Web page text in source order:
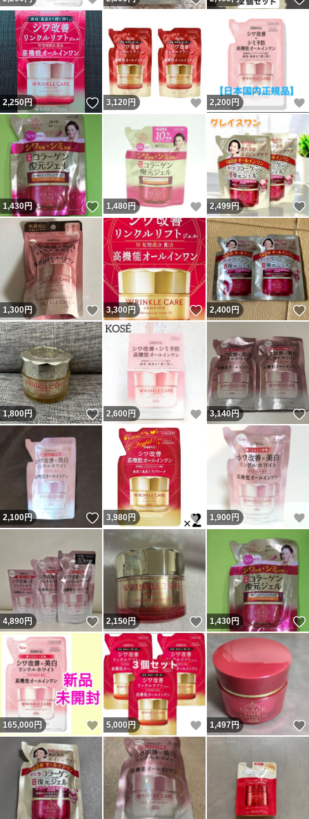
2,250円 いいね！
3,120 円 いいね！
2,200 円
1,430円 いいね！
1,480 円 いいね！
2,499円
1,300円 いいね！
3,300円 いいね！
2,400円
1,800円 いいね！
2,600円 いいね！
3,140円
2,100円 いいね！
3,980円 いいね！
1,900 円
4,890円 いいね！
2,150円 いいね！
1,430円
165,000 円 いいね！
5,000 円 いいね！
1,497円